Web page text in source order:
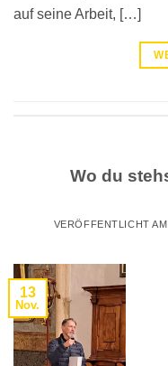
auf seine Arbeit, […]
Wo du
VERÖFFENTLICHT AM
13
Nov.